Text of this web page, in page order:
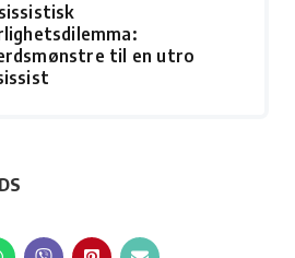
til en utro